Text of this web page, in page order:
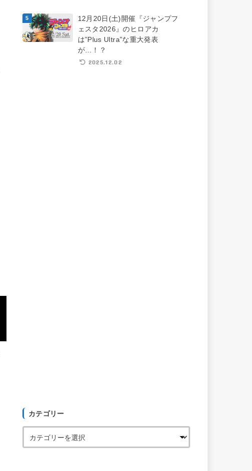
12月20日(土)開催『ジャンプフ
ェスタ2026』のヒロアカ
は”Plus Ultra”な重大発表
が…！？
2025.12.02
カテゴリー